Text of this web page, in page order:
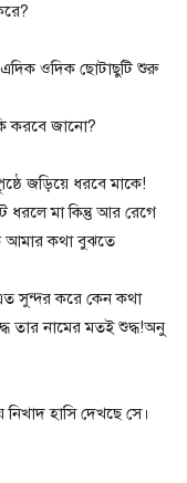
ওদিক ছোটাছুটি শুরু
করবে জানো?
জড়িয়ে ধরবে মাকে!
ধরলে মা কিন্তু আর রেগে
আমার কথা বুঝতে
সুন্দর করে কেন কথা
তার নামের মতই শুদ্ধ!অনু
হাসি দেখছে সে।